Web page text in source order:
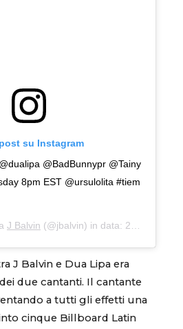
su Instagram
@BadBunnypr @Tainy
8pm EST @ursulolita #tiem
J Balvin (@jbalvin) in data: 21 Lug 2020 alle ore 4:00 PDT
J Balvin e Dua Lipa era
due cantanti. Il cantante
a tutti gli effetti una
cinque Billboard Latin